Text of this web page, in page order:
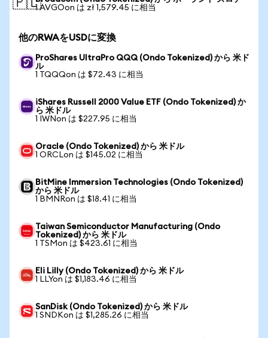
🇵🇱1 AVGOon は zł 1,579.45 に相当
他のRWAをUSDに変換
ProShares UltraPro QQQ (Ondo Tokenized) から 米ド
ル
1 TQQQon は $72.43 に相当
iShares Russell 2000 Value ETF (Ondo Tokenized) か
ら 米ドル
1 IWNon は $227.95 に相当
Oracle (Ondo Tokenized) から 米ドル
1 ORCLon は $145.02 に相当
BitMine Immersion Technologies (Ondo Tokenized)
から 米ドル
1 BMNRon は $18.41 に相当
Taiwan Semiconductor Manufacturing (Ondo
Tokenized) から 米ドル
1 TSMon は $423.61 に相当
Eli Lilly (Ondo Tokenized) から 米ドル
1 LLYon は $1,183.46 に相当
SanDisk (Ondo Tokenized) から 米ドル
1 SNDKon は $1,285.26 に相当